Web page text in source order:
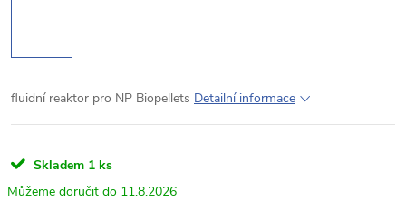
fluidní reaktor pro NP Biopellets Detailní informace
Skladem 1 ks
11.8.2026